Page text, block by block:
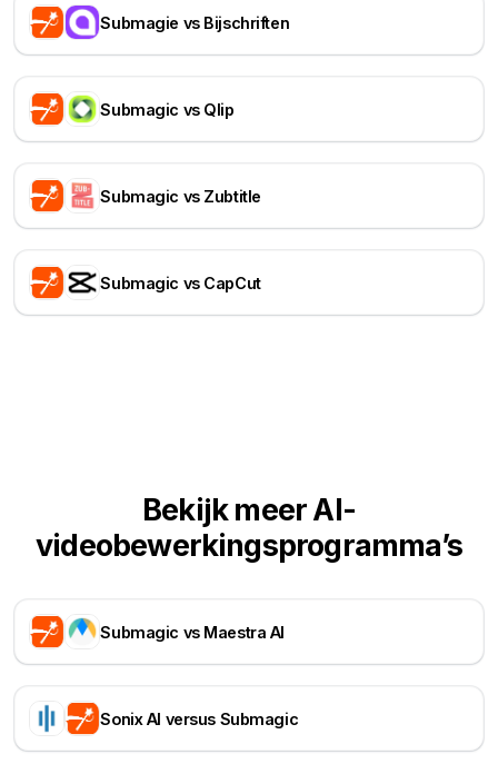
Submagie vs Bijschriften
Submagic vs Qlip
Submagic vs Zubtitle
Submagic vs CapCut
Bekijk meer AI-
videobewerkingsprogramma’s
Submagic vs Maestra AI
Sonix AI versus Submagic